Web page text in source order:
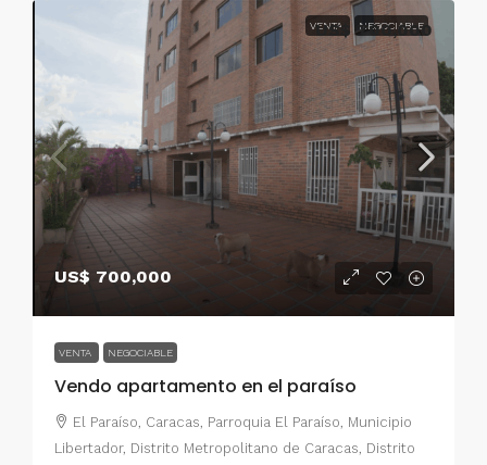
VENTA NEGOCIABLE
US$ 700,000
VENTA NEGOCIABLE
Vendo apartamento en el paraíso
US$ 700,000
El Paraíso, Caracas, Parroquia El Paraíso, Municipio
Libertador, Distrito Metropolitano de Caracas, Distrito